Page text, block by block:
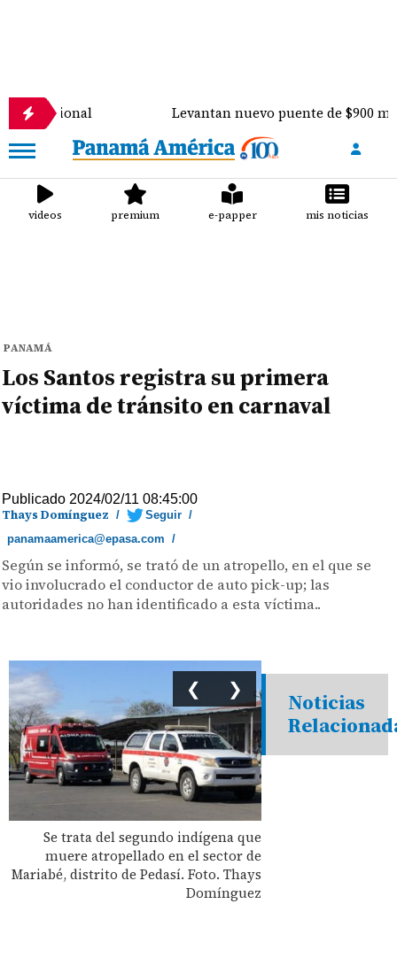
Levantan nuevo puente de $900 mil sobre el río
videos premium e-papper mis noticias
PANAMÁ
Los Santos registra su primera
víctima de tránsito en carnaval
Publicado 2024/02/11 08:45:00
Thays Domínguez / Seguir /
panamaamerica@epasa.com /
Según se informó, se trató de un atropello, en el que se
vio involucrado el conductor de auto pick-up; las
autoridades no han identificado a esta víctima..
Se trata del segundo indígena que
muere atropellado en el sector de
Mariabé, distrito de Pedasí. Foto. Thays
Domínguez
❮ ❯
Noticias